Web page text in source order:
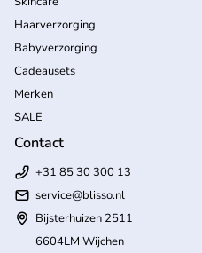
Haarverzorging
Babyverzorging
Cadeausets
Merken
SALE
Contact
+31 85 30 300 13
service@blisso.nl
Bijsterhuizen 2511
6604LM Wijchen